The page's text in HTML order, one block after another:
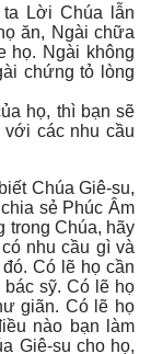
Lời Chúa lẫn
ăn, Ngài chữa
họ. Ngài không
chứng tỏ lòng
họ, thì bạn sẽ
với các nhu cầu
Chúa Giê-su,
sẻ Phúc Âm
trong Chúa, hãy
nhu cầu gì và
Có lẽ họ cần
sỹ. Có lẽ họ
giãn. Có lẽ họ
nào bạn làm
Giê-su cho họ,